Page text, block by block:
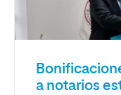
a notarios